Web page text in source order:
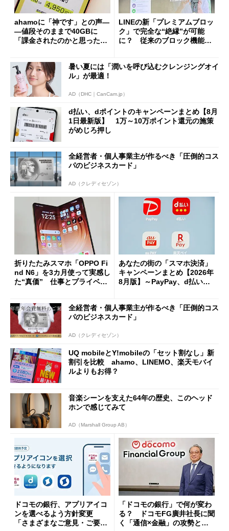
ahamoに「神です」との声―
―値段そのままで40GBに
「課金されたのかと思った」
LINEの新「プレミアムブロッ
ク」で完全な“絶縁”が可能
に？ 従来のブロック機能と
暑い夏には「潤いを呼び込むクレンジングオイ
ル」が最適！
AD（DHC｜CanCam.jp）
d払い、dポイントのキャンペーンまとめ【8月
1日最新版】 1万～10万ポイント還元の施策
がめじろ押し
全経営者・個人事業主が作るべき「圧倒的コス
パのビジネスカード」
AD（クレディセゾン）
折りたたみスマホ「OPPO Fi
nd N6」を3カ月使って実感し
た“真価” 仕事とプライベー
あなたの街の「スマホ決済」
キャンペーンまとめ【2026年
8月版】～PayPay、d払い、a
全経営者・個人事業主が作るべき「圧倒的コス
パのビジネスカード」
AD（クレディセゾン）
UQ mobileとY!mobileの「セット割なし」新
割引を比較 ahamo、LINEMO、楽天モバイ
ルよりもお得？
音楽シーンを支えた64年の歴史、このヘッド
ホンで感じてみて
AD（Marshall Group AB）
ドコモの銀行、アプリアイコ
ンを選べるよう方針変更
「さまざまなご意見・ご要望
「ドコモの銀行」で何が変わ
る？ ドコモFG廣井社長に聞
く「通信×金融」の攻勢とグ